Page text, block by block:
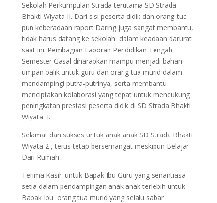
Sekolah Perkumpulan Strada terutama SD Strada
Bhakti Wiyata II. Dari sisi peserta didik dan orang-tua
pun keberadaan raport Daring juga sangat membantu,
tidak harus datang ke sekolah dalam keadaan darurat
saat ini. Pembagian Laporan Pendidikan Tengah
Semester Gasal diharapkan mampu menjadi bahan
umpan balik untuk guru dan orang tua murid dalam
mendampingi putra-putrinya, serta membantu
menciptakan kolaborasi yang tepat untuk mendukung
peningkatan prestasi peserta didik di SD Strada Bhakti
Wiyata II.
Selamat dan sukses untuk anak anak SD Strada Bhakti
Wiyata 2 , terus tetap bersemangat meskipun Belajar
Dari Rumah .
Terima Kasih untuk Bapak Ibu Guru yang senantiasa
setia dalam pendampingan anak anak terlebih untuk
Bapak Ibu orang tua murid yang selalu sabar